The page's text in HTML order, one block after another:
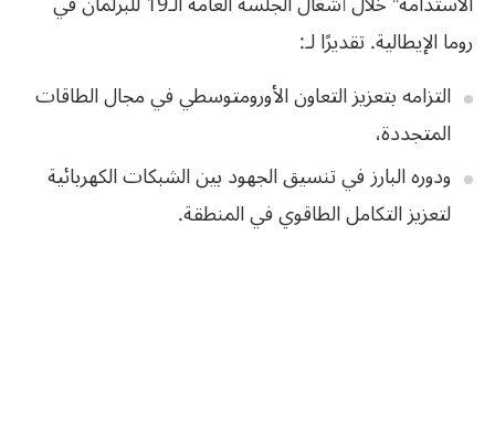
روما الإيطالية. تقديرًا لـ:
التزامه بتعزيز التعاون الأورومتوسطي في مجال الطاقات
المتجددة،
ودوره البارز في تنسيق الجهود بين الشبكات الكهربائية
لتعزيز التكامل الطاقوي في المنطقة.